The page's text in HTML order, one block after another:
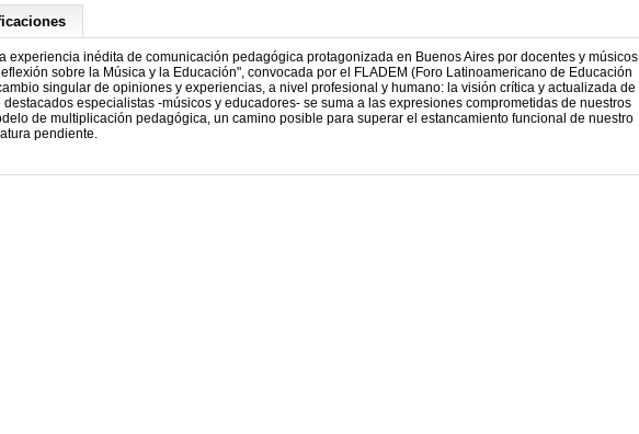
experiencia inédita de comunicación pedagógica protagonizada en Buenos Aires por docentes y músicos
sobre la Música y la Educación", convocada por el FLADEM (Foro Latinoamericano de Educación
singular de opiniones y experiencias, a nivel profesional y humano: la visión crítica y actualizada de
especialistas -músicos y educadores- se suma a las expresiones comprometidas de nuestros
de multiplicación pedagógica, un camino posible para superar el estancamiento funcional de nuestro
pendiente.